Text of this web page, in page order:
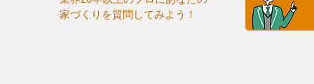
家づくりを質問してみよう！